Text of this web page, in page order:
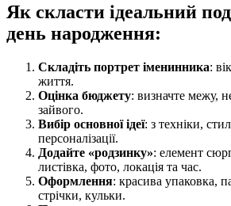
Як скласти ідеальний
день народження:
Складіть портрет іменинника:
життя.
Оцінка бюджету: визначте межу,
зайвого.
Вибір основної ідеї: з техніки,
персоналізації.
Додайте «родзинку»: елемент
листівка, фото, локація та час.
Оформлення: красива упаковка,
стрічки, кульки.